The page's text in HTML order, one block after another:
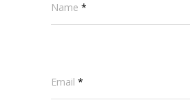
Name *
Email *